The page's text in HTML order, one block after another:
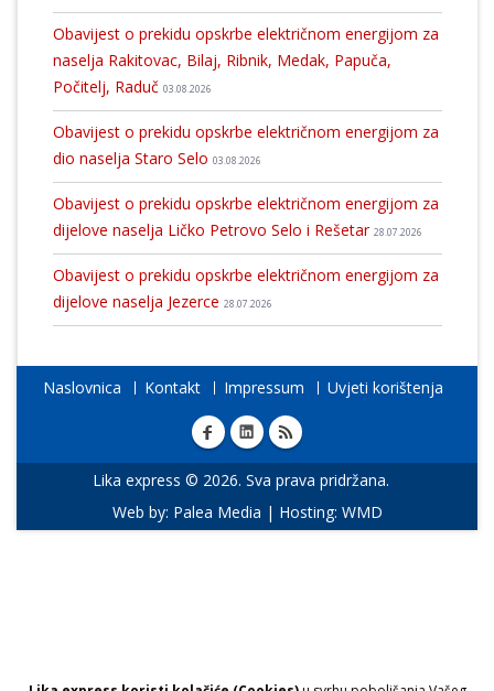
Obavijest o prekidu opskrbe električnom energijom za
naselja Rakitovac, Bilaj, Ribnik, Medak, Papuča,
Počitelj, Raduč 03.08.2026
Obavijest o prekidu opskrbe električnom energijom za
dio naselja Staro Selo 03.08.2026
Obavijest o prekidu opskrbe električnom energijom za
dijelove naselja Ličko Petrovo Selo i Rešetar 28.07.2026
Obavijest o prekidu opskrbe električnom energijom za
dijelove naselja Jezerce 28.07.2026
Naslovnica Kontakt Impressum Uvjeti korištenja
Lika express © 2026. Sva prava pridržana.
Web by: Palea Media | Hosting: WMD